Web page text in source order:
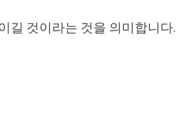
길 것이라는 것을 의미합니다.